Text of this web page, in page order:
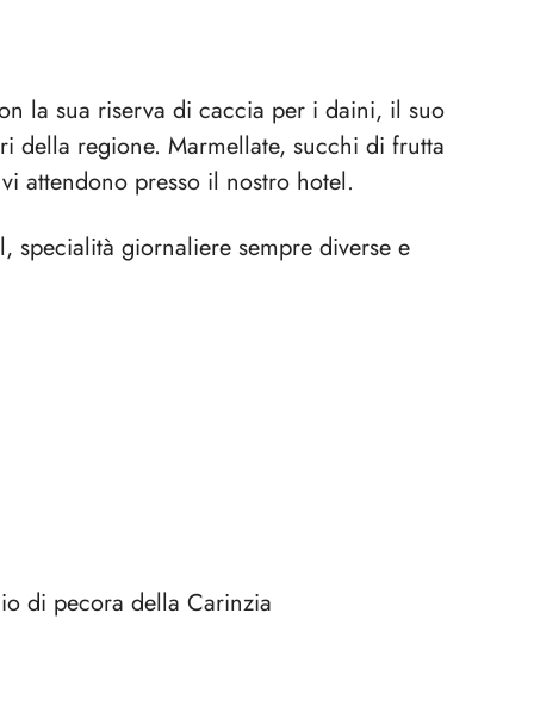
la sua riserva di caccia per i daini, il suo
regione. Marmellate, succhi di frutta
attendono presso il nostro hotel.
specialità giornaliere sempre diverse e
di pecora della Carinzia